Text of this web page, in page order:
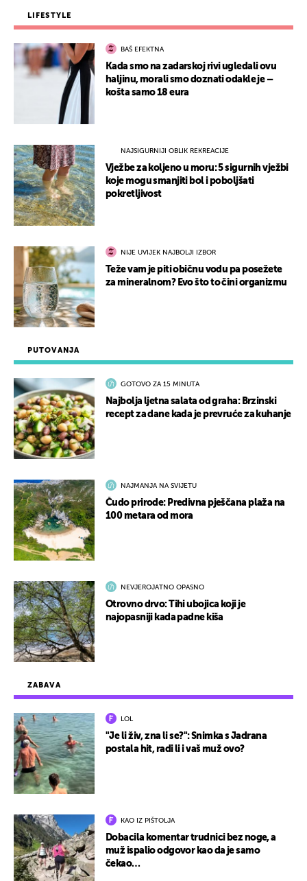
ZABAVA
LOL
"Je li živ, zna li se?": Snimka s Jadrana
postala hit, radi li i vaš muž ovo?
KAO IZ PIŠTOLJA
Dobacila komentar trudnici bez noge, a
muž ispalio odgovor kao da je samo
čekao…
PUTOVANJA
GOTOVO ZA 15 MINUTA
Najbolja ljetna salata od graha: Brzinski
recept za dane kada je prevruće za kuhanje
NAJMANJA NA SVIJETU
Čudo prirode: Predivna pješčana plaža na
100 metara od mora
NEVJEROJATNO OPASNO
Otrovno drvo: Tihi ubojica koji je
najopasniji kada padne kiša
LIFESTYLE
BAŠ EFEKTNA
Kada smo na zadarskoj rivi ugledali ovu
haljinu, morali smo doznati odakle je –
košta samo 18 eura
NAJSIGURNIJI OBLIK REKREACIJE
Vježbe za koljeno u moru: 5 sigurnih vježbi
koje mogu smanjiti bol i poboljšati
pokretljivost
NIJE UVIJEK NAJBOLJI IZBOR
Teže vam je piti običnu vodu pa posežete
za mineralnom? Evo što to čini organizmu